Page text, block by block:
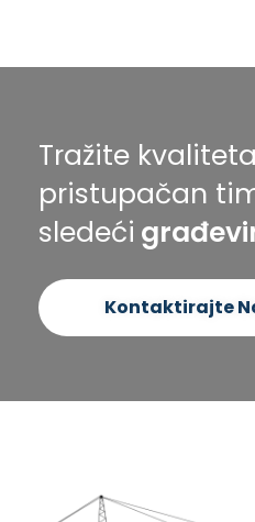
Tražite
pristupačan
sledeći
Kontaktirajte